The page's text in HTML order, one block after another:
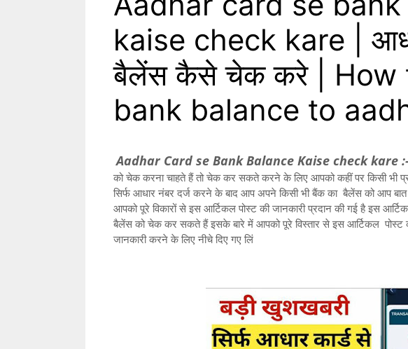
kaise check kare |
बैलेंस कैसे चेक करे | How
bank balance to
Aadhar Card se Bank Balance Kaise check kare
को चेक करना चाहते हैं तो चेक कर सकते करने के लिए आपको कहीं पर किसी भी
सिर्फ आधार नंबर दर्ज करने के बाद आप अपने किसी भी बैंक का बैलेंस को आप
आपको पूरे विकारों से इस आर्टिकल पोस्ट की जानकारी प्रदान की गई है इस
बैलेंस को चेक कर सकते हैं इसके बारे में आपको पूरे विस्तार से इस आर्टिकल पोस्ट
जानकारी करने के लिए नीचे दिए गए लिं